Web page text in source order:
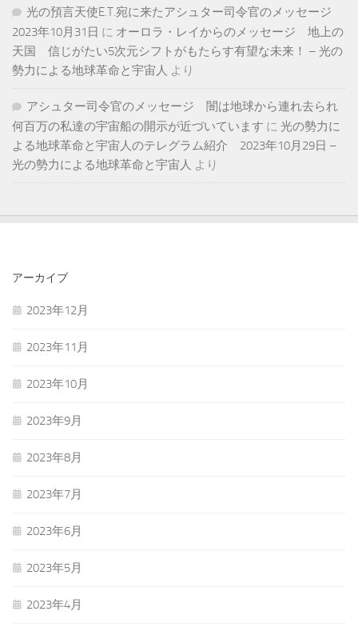
光の預言天使E.T.宛に来たアシュター司令官のメッセージ
2023年10月31日 に オーロラ・レイからのメッセージ 地上の
天国 信じがたい5次元シフトがもたらす有望な未来！ – 光の
勢力による地球革命と宇宙人 より
アシュター司令官のメッセージ 闇は地球から連れ去られ
何百万の私達の宇宙船の開示が近づいています に 光の勢力に
よる地球革命と宇宙人のテレグラム紹介 2023年10月29日 –
光の勢力による地球革命と宇宙人 より
アーカイブ
2023年12月
2023年11月
2023年10月
2023年9月
2023年8月
2023年7月
2023年6月
2023年5月
2023年4月